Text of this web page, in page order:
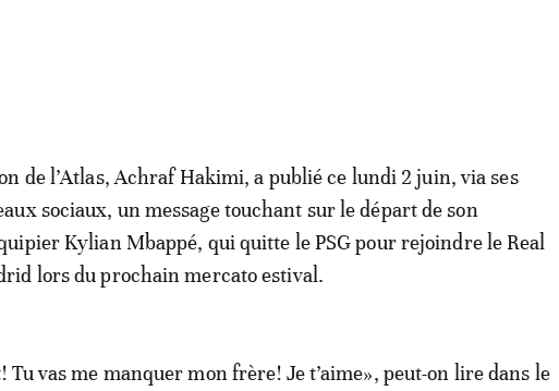
de l’Atlas, Achraf Hakimi, a publié ce lundi 2 juin, via ses
sociaux, un message touchant sur le départ de son
Kylian Mbappé, qui quitte le PSG pour rejoindre le Real
lors du prochain mercato estival.
vas me manquer mon frère! Je t’aime», peut-on lire dans le